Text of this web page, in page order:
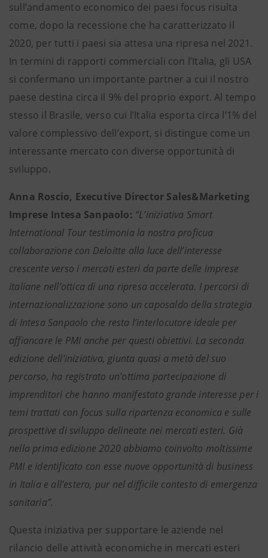
sull’andamento economico dei paesi focus risulta
come, dopo la recessione che ha caratterizzato il
2020, per tutti i paesi sia attesa una ripresa nel 2021.
In termini di rapporti commerciali con l’Italia, gli USA
si confermano un importante partner a cui il nostro
paese destina circa il 9% del proprio export. Al tempo
stesso il Brasile, verso cui l’Italia esporta circa l’1% del
valore complessivo dell’export, si distingue come un
interessante mercato con diverse opportunità di
sviluppo.
Anna Roscio, Executive Director Sales&Marketing
Imprese Intesa Sanpaolo: “L’iniziativa Smart
International Tour testimonia la nostra proficua
collaborazione con Deloitte alla luce dell’interesse
crescente verso i mercati esteri da parte delle imprese
italiane nell’ottica di una ripresa accelerata. I percorsi di
internazionalizzazione sono un caposaldo della strategia
di Intesa Sanpaolo che resta l’interlocutore ideale per
affiancare le PMI anche per questi obiettivi. La seconda
edizione dell’iniziativa, giunta quasi a metà del suo
percorso, ha registrato un’ottima partecipazione di
imprenditori che hanno manifestato grande interesse per i
temi trattati con focus sulla ripartenza economica e sulle
prospettive di sviluppo delineate nei mercati esteri. Già
nella prima edizione 2020 abbiamo coinvolto moltissime
PMI e identificato con esse nuove opportunità di business
in Italia e all’estero, pur nel difficile contesto di emergenza
sanitaria”.
Questa iniziativa per supportare le aziende nel
rilancio delle attività economiche in mercati esteri